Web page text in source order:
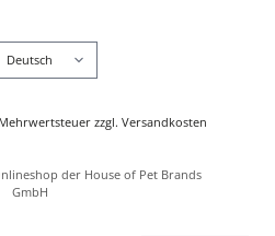
zzgl. Versandkosten
English
der House of Pet Brands
GmbH